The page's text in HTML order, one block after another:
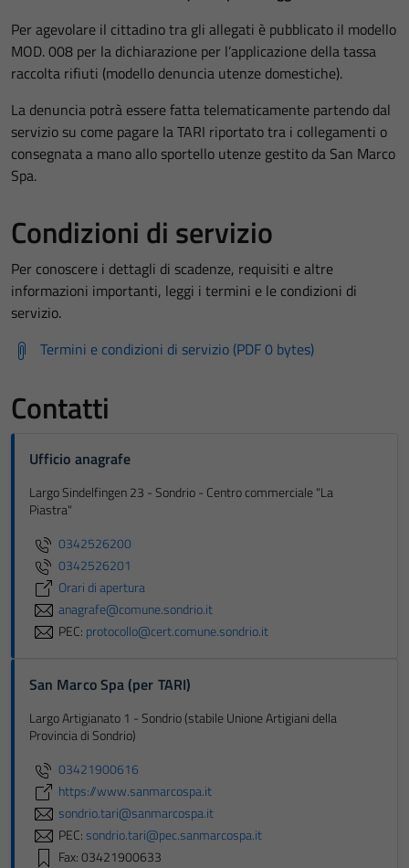
Per agevolare il cittadino tra gli allegati è pubblicato il modello
MOD. 008 per la dichiarazione per l’applicazione della tassa
raccolta rifiuti (modello denuncia utenze domestiche).
La denuncia potrà essere fatta telematicamente partendo dal
servizio su come pagare la TARI riportato tra i collegamenti o
consegnata a mano allo sportello utenze gestito da San Marco
Spa.
Condizioni di servizio
Per conoscere i dettagli di scadenze, requisiti e altre
informazioni importanti, leggi i termini e le condizioni di
servizio.
Termini e condizioni di servizio (PDF 0 bytes)
Contatti
Ufficio anagrafe
Largo Sindelfingen 23 - Sondrio - Centro commerciale "La
Piastra"
0342526200
0342526201
Orari di apertura
anagrafe@comune.sondrio.it
PEC: protocollo@cert.comune.sondrio.it
San Marco Spa (per TARI)
Largo Artigianato 1 - Sondrio (stabile Unione Artigiani della
Provincia di Sondrio)
03421900616
https://www.sanmarcospa.it
sondrio.tari@sanmarcospa.it
PEC:sondrio.tari@pec.sanmarcospa.it
Fax: 03421900633